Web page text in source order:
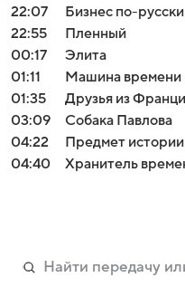
22:07
Бизнес по-русски
22:55
Пленный
00:17
Элита
01:11
Машина времени
01:35
Друзья из
03:09
Собака Павлова
04:22
Предмет истории
04:40
Хранитель